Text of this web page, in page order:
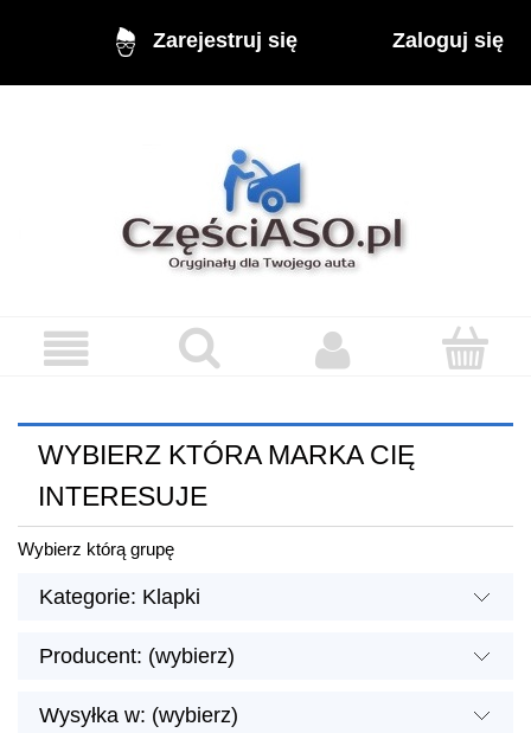
Zarejestruj się Zaloguj się
WYBIERZ KTÓRA MARKA CIĘ
INTERESUJE
Wybierz którą grupę
Kategorie: Klapki
Producent: (wybierz)
Wysyłka w: (wybierz)